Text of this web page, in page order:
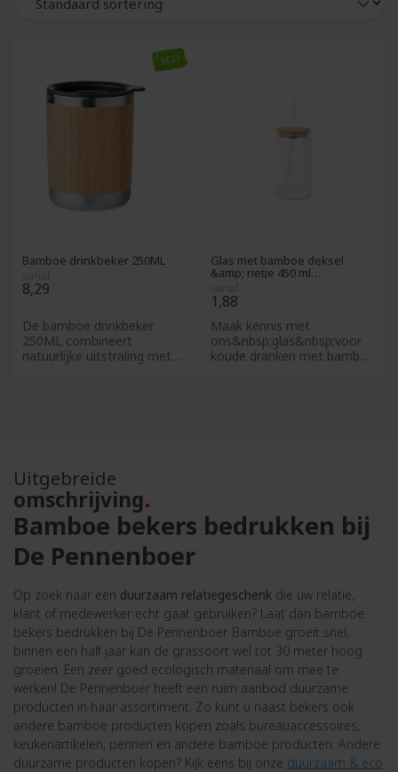
Bamboe drinkbeker 250ML
8,29
De bamboe drinkbeker
250ML combineert
natuurlijke uitstraling met
Glas met bamboe deksel
&amp; rietje 450 ml
1,88
Maak kennis met
ons&nbsp;glas&nbsp;voor
koude dranken met bamboe
Uitgebreide
omschrijving
Bamboe bekers bedrukken bij
De Pennenboer
Op zoek naar een duurzaam relatiegeschenk die uw relatie,
klant of medewerker echt gaat gebruiken? Laat dan bamboe
bekers bedrukken bij De Pennenboer. Bamboe groeit snel,
binnen een half jaar kan de grassoort wel tot 30 meter hoog
groeien. Een zeer goed ecologisch materiaal om mee te
werken! De Pennenboer heeft een ruim aanbod duurzame
producten in haar assortiment. Zo kunt u naast bekers ook
andere bamboe producten kopen zoals bureauaccessoires,
keukenartikelen, pennen en andere bamboe producten. Andere
duurzame producten kopen? Kijk eens bij onze duurzaam & eco